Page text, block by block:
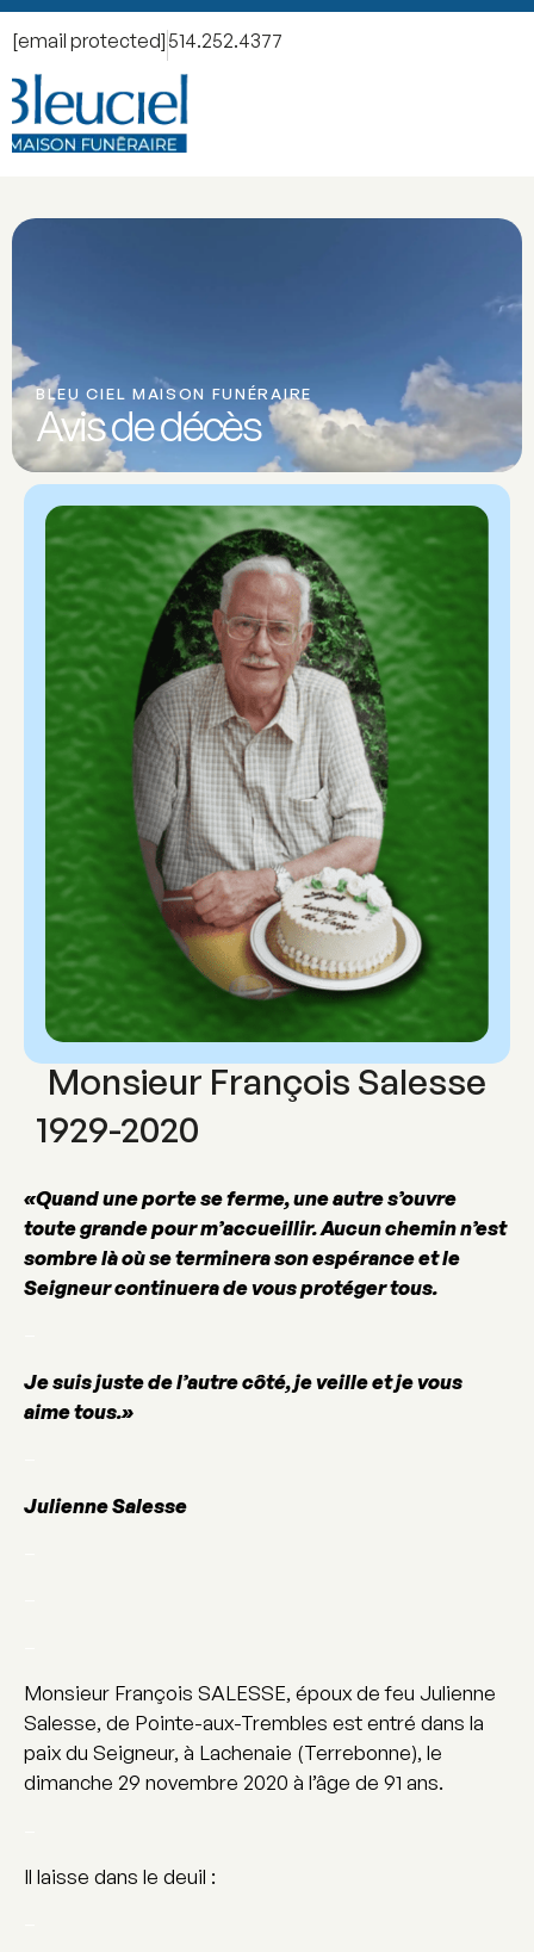
[email protected] 514.252.4377
BLEU CIEL MAISON FUNÉRAIRE
Avis de décès
«Quand une porte se ferme, une autre s’ouvre
toute grande pour m’accueillir. Aucun chemin n’est
sombre là où se terminera son espérance et le
Seigneur continuera de vous protéger tous.
Je suis juste de l’autre côté, je veille et je vous
aime tous.»
Julienne Salesse
Monsieur François SALESSE, époux de feu Julienne
Salesse, de Pointe-aux-Trembles est entré dans la
paix du Seigneur, à Lachenaie (Terrebonne), le
dimanche 29 novembre 2020 à l’âge de 91 ans.
Il laisse dans le deuil :
Monsieur François Salesse
1929-2020